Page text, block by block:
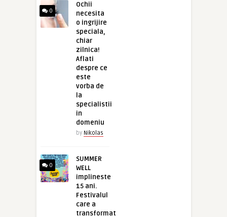
0
Ochii
necesita
o ingrijire
speciala,
chiar
zilnica!
Aflati
despre ce
este
vorba de
la
specialistii
in
domeniu
by Nikolas
0
SUMMER
WELL
implineste
15 ani.
Festivalul
care a
transformat